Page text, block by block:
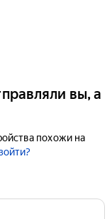
вы, а
похожи на